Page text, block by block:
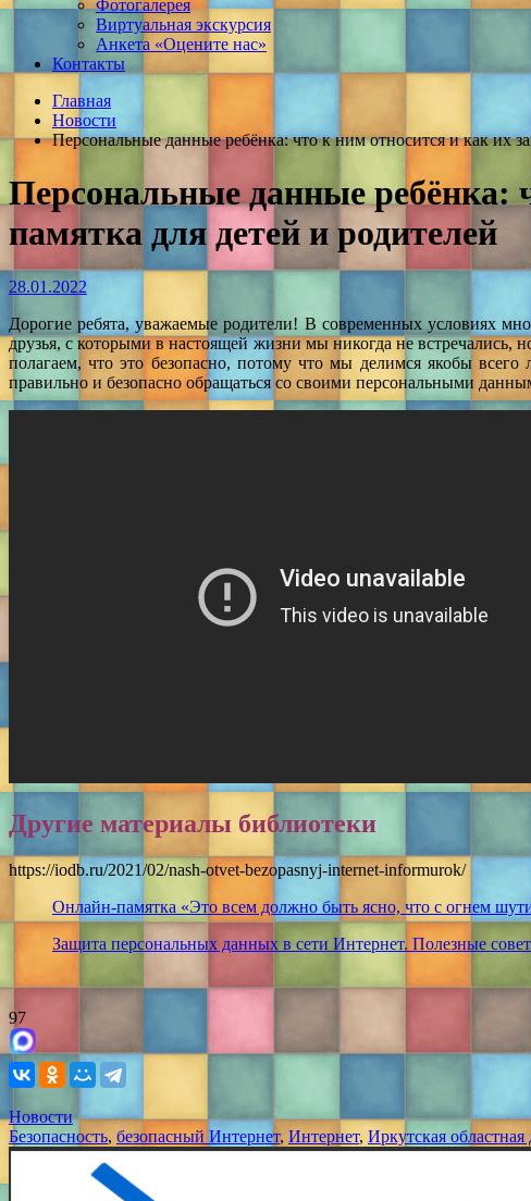
Фотогалерея
Виртуальная экскурсия
Анкета «Оцените нас»
Контакты
Главная
Новости
Персональные данные ребёнка: что к ним относится и как их
Персональные данные ребёнка:
памятка для детей и родителей
28.01.2022
Дорогие ребята, уважаемые родители! В современных условиях
друзья, с которыми в настоящей жизни мы никогда не встречались,
полагаем, что это безопасно, потому что мы делимся якобы
правильно и безопасно обращаться со своими персональными
Другие материалы библиотеки
https://iodb.ru/2021/02/nash-otvet-bezopasnyj-internet-informurok/
Онлайн-памятка «Это всем должно быть ясно, что с огнем
Защита персональных данных в сети Интернет. Полезные
97
Новости
Безопасность, безопасный Интернет, Интернет, Иркутская